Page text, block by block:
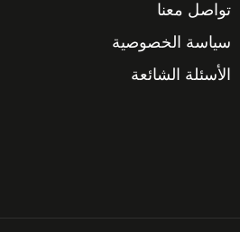
تواصل معنا
سياسة الخصوصية
الأسئلة الشائعة